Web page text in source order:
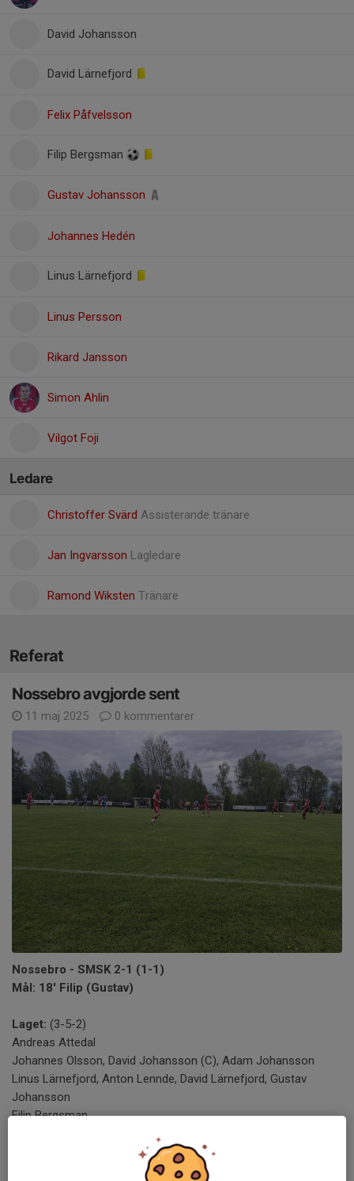
David Johansson
David Lärnefjord
Felix Påfvelsson
Filip Bergsman
Gustav Johansson
Johannes Hedén
Linus Lärnefjord
Linus Persson
Rikard Jansson
Simon Ahlin
Vilgot Foji
Ledare
Christoffer Svärd Assisterande tränare
Jan Ingvarsson Lagledare
Ramond Wiksten Tränare
Referat
Nossebro avgjorde sent
11 maj 2025 0 kommentarer
Nossebro - SMSK 2-1 (1-1)
Mål: 18' Filip (Gustav)
Laget: (3-5-2)
Andreas Attedal
Johannes Olsson, David Johansson (C), Adam Johansson
Linus Lärnefjord, Anton Lennde, David Lärnefjord, Gustav
Johansson
Filip Bergsman
Avbytare: Rikard Jansson (mv), Simon Ahlin, Vilgot Foji, Linus